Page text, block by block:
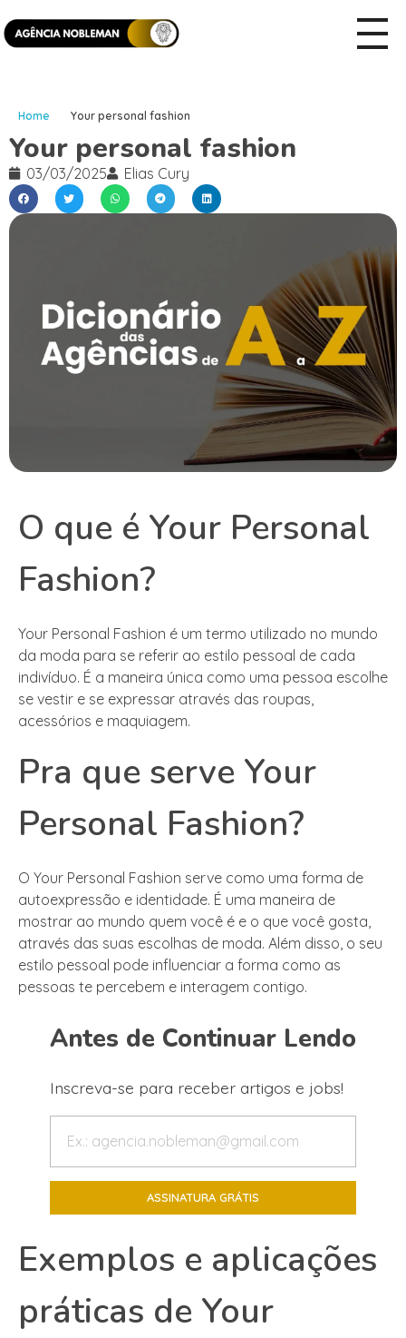
Home Your personal fashion
Your personal fashion
03/03/2025 Elias Cury
O que é Your Personal
Fashion?
Your Personal Fashion é um termo utilizado no mundo
da moda para se referir ao estilo pessoal de cada
indivíduo. É a maneira única como uma pessoa escolhe
se vestir e se expressar através das roupas,
acessórios e maquiagem.
Pra que serve Your
Personal Fashion?
O Your Personal Fashion serve como uma forma de
autoexpressão e identidade. É uma maneira de
mostrar ao mundo quem você é e o que você gosta,
através das suas escolhas de moda. Além disso, o seu
estilo pessoal pode influenciar a forma como as
pessoas te percebem e interagem contigo.
Antes de Continuar Lendo
Inscreva-se para receber artigos e jobs!
Exemplos e aplicações
práticas de Your